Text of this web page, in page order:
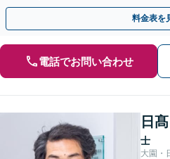
料金表を
電話でお問い合わせ
日
士
大園・